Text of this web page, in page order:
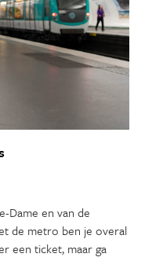
Dame en van de
de metro ben je overal
een ticket, maar ga